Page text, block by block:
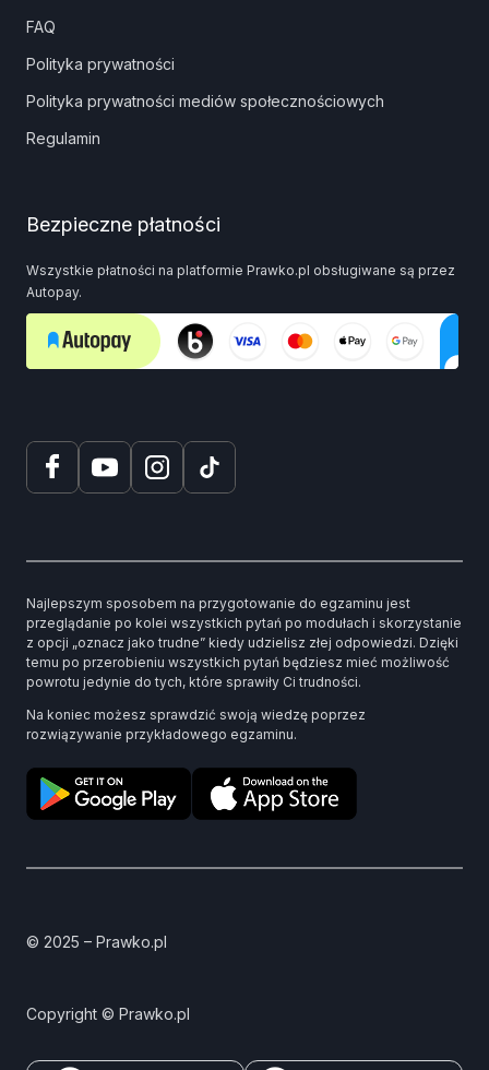
FAQ
Polityka prywatności
Polityka prywatności mediów społecznościowych
Regulamin
Bezpieczne płatności
Wszystkie płatności na platformie Prawko.pl obsługiwane są przez
Autopay.
Najlepszym sposobem na przygotowanie do egzaminu jest
przeglądanie po kolei wszystkich pytań po modułach i skorzystanie
z opcji „oznacz jako trudne” kiedy udzielisz złej odpowiedzi. Dzięki
temu po przerobieniu wszystkich pytań będziesz mieć możliwość
powrotu jedynie do tych, które sprawiły Ci trudności.
Na koniec możesz sprawdzić swoją wiedzę poprzez
rozwiązywanie przykładowego egzaminu.
© 2025 – Prawko.pl
Copyright © Prawko.pl